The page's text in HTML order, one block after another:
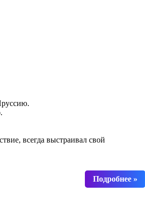
всегда выстраивал свой